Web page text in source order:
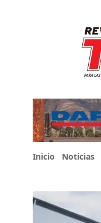
Inicio Noticias